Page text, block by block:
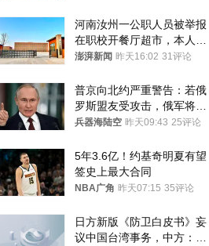
河南汝州一公职人员被举报
在职校开餐厅超市，本人回
应称“是给别人帮忙”
澎湃新闻 昨天16:02 31评论
普京向北约严重警告：若俄
罗斯盟友受攻击，俄军将动
用核武器保护
兵器海陆空 昨天09:43 25评论
5年3.6亿！约基奇明夏有望
签史上最大合同
NBA广角 昨天07:15 35评论
日方新版《防卫白皮书》妄
议中国台湾事务，中方：强